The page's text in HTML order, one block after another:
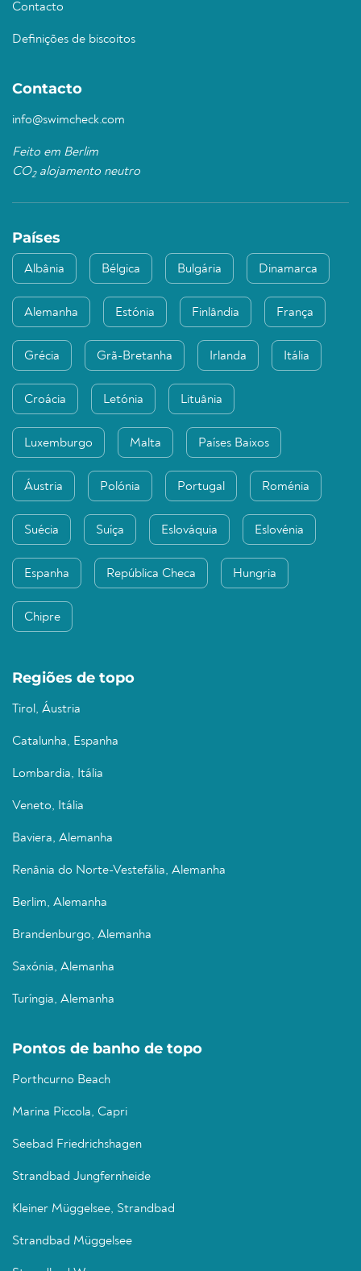
Contacto
Definições de biscoitos
Contacto
info@swimcheck.com
Feito em Berlim
CO2alojamento neutro
Países
Albânia Bélgica Bulgária Dinamarca
Alemanha Estónia Finlândia França
Grécia Grã-Bretanha Irlanda Itália
Croácia Letónia Lituânia
Luxemburgo Malta Países Baixos
Áustria Polónia Portugal Roménia
Suécia Suíça Eslováquia Eslovénia
Espanha República Checa Hungria
Chipre
Regiões de topo
Tirol, Áustria
Catalunha, Espanha
Lombardia, Itália
Veneto, Itália
Baviera, Alemanha
Renânia do Norte-Vestefália, Alemanha
Berlim, Alemanha
Brandenburgo, Alemanha
Saxónia, Alemanha
Turíngia, Alemanha
Pontos de banho de topo
Porthcurno Beach
Marina Piccola, Capri
Seebad Friedrichshagen
Strandbad Jungfernheide
Kleiner Müggelsee, Strandbad
Strandbad Müggelsee